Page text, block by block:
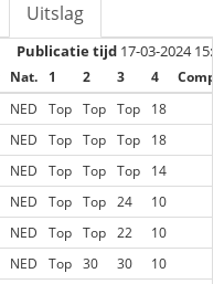
Uitslag
Publicatie tijd 17-03-2024
Nat. 1 2 3 4
NED Top Top Top
18
NED Top Top Top
18
NED Top Top Top
14
NED Top Top 24
10
NED Top Top 22
10
NED Top 30 30
10